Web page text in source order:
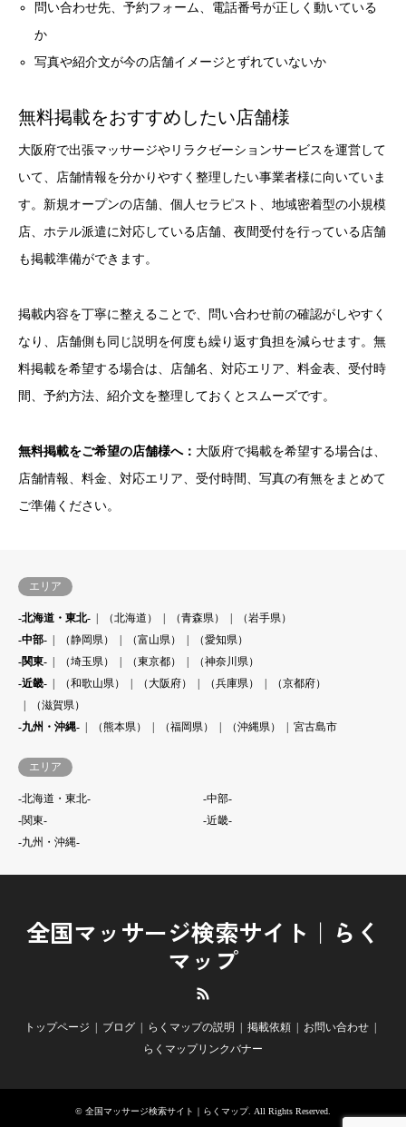
問い合わせ先、予約フォーム、電話番号が正しく動いている
か
写真や紹介文が今の店舗イメージとずれていないか
無料掲載をおすすめしたい店舗様
大阪府で出張マッサージやリラクゼーションサービスを運営して
いて、店舗情報を分かりやすく整理したい事業者様に向いていま
す。新規オープンの店舗、個人セラピスト、地域密着型の小規模
店、ホテル派遣に対応している店舗、夜間受付を行っている店舗
も掲載準備ができます。
掲載内容を丁寧に整えることで、問い合わせ前の確認がしやすく
なり、店舗側も同じ説明を何度も繰り返す負担を減らせます。無
料掲載を希望する場合は、店舗名、対応エリア、料金表、受付時
間、予約方法、紹介文を整理しておくとスムーズです。
無料掲載をご希望の店舗様へ： 大阪府で掲載を希望する場合は、
店舗情報、料金、対応エリア、受付時間、写真の有無をまとめて
ご準備ください。
エリア
-北海道・東北- （北海道） （青森県）
（岩手県）
-中部-
（静岡県） （富山県）
（愛知県）
-関東-
（埼玉県） （東京都）
（神奈川県）
-近畿-
（和歌山県） （大阪府） （兵庫県）
（京都府）
（滋賀県）
-九州・沖縄-
（熊本県） （福岡県） （沖縄県） 宮古島市
エリア
-北海道・東北-
-中部-
-関東-
-近畿-
-九州・沖縄-
全国マッサージ検索サイト｜らく
マップ
トップページ ブログ らくマップの説明 掲載依頼
お問い合わせ
らくマップリンクバナー
© 全国マッサージ検索サイト｜らくマップ. All Rights Reserved.